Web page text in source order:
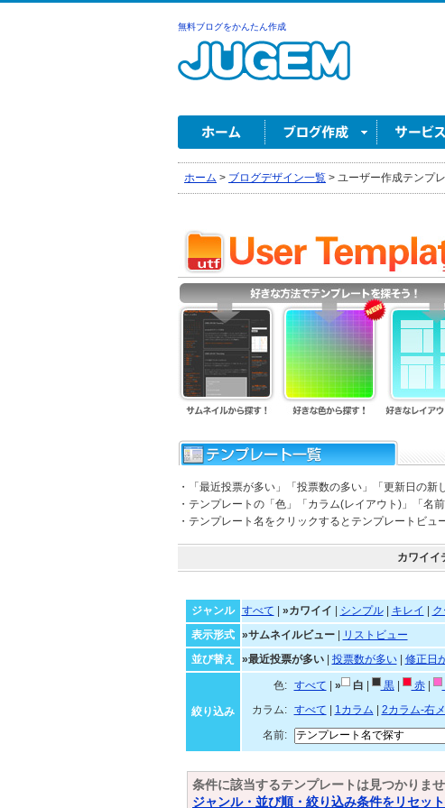
無料ブログをかんたん作成
ホーム > ブログデザイン一覧 > ユーザー作成テンプレ
・「最近投票が多い」「投票数の多い」「更新日の新
・テンプレートの「色」「カラム(レイアウト)」「名
・テンプレート名をクリックするとテンプレートビュ
カワイイ
ジャンル
すべて »カワイイ シンプル| キレイ
表示形式
»サムネイルビュー|
リストビュー
並び替え
»最近投票が多い| 投票数が多い| 修正日
絞り込み
色: すべて » 白 黒| 赤|
カラム:
すべて 1カラム 2カラム-右
名前:
条件に該当するテンプレートは見つかりませ
ジャンル・並び順・絞り込み条件をリセット